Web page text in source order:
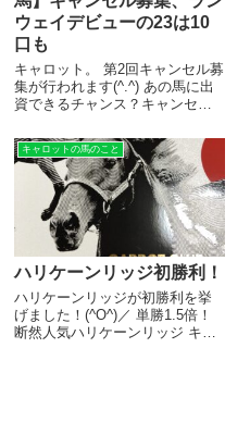
ウェイデビューの23は10
口も
キャロット。 第2回キャンセル募
集が行われます(^.^) あの馬に出
資できるチャンス？キャンセル
退会によって生じたキャンセル
口数をみんなで奪い合う…じゃ
なかった、取り合うものです。
…同じか💦 第1次募集で人...
キャロットの馬のこと
ハリケーンリッジ初勝利！
ハリケーンリッジが初勝利を挙
げました！(^O^)／ 単勝1.5倍！
断然人気ハリケーンリッジ キャ